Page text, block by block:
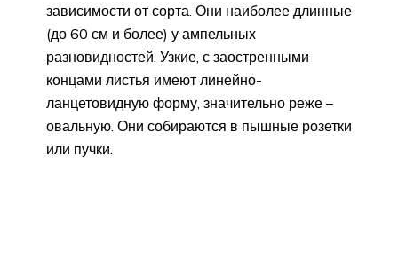
зависимости от сорта. Они наиболее длинные
(до 60 см и более) у ампельных
разновидностей. Узкие, с заостренными
концами листья имеют линейно-
ланцетовидную форму, значительно реже –
овальную. Они собираются в пышные розетки
или пучки.